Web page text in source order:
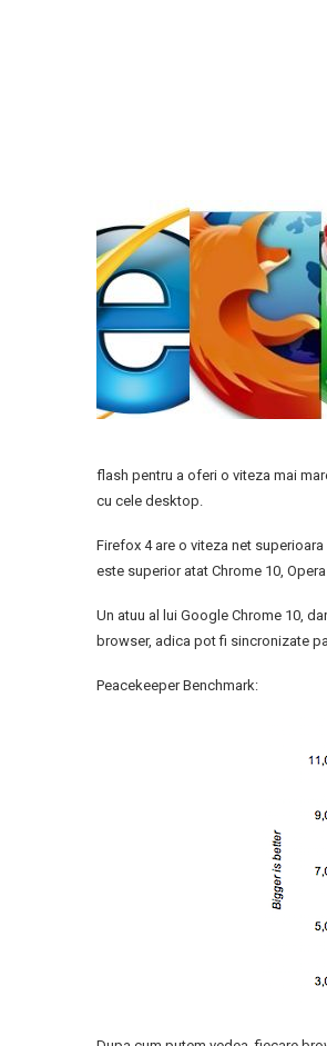
flash pentru a oferi o viteza mai
cu cele desktop.
Firefox 4 are o viteza net
este superior atat Chrome 10,
Un atuu al lui Google Chrome 10,
browser, adica pot fi sincronizate
Peacekeeper Benchmark: